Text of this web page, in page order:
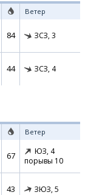
Ветер
84 ЗСЗ, 3
44 ЗСЗ, 4
Ветер
67 ЮЗ, 4
порывы 10
43 ЗЮЗ, 5